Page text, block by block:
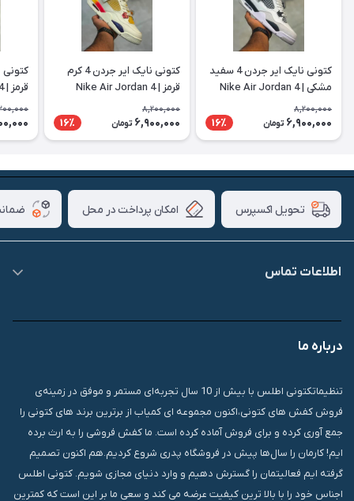
کتونی نایک ایر جردن 4 سفید
مشکی | Nike Air Jordan 4
8,200,000
6,900,000 تومان 16٪
کتونی نایک ایر جردن 4 کرم
قرمز | Nike Air Jordan 4
8,200,000
6,900,000 تومان 16٪
قرمز | Nike Air Jordan 4
تحویل اکسپرس امکان پرداخت در محل
اطلاعات تماس
درباره ما
تنظیماتکتونی اطلس با بیش از 10 سال تجربه‌ای مستمر و موفق در زمینه‌ی
فروش کفش های کتونی،اکنون مجموعه ای کمیاب از برترین برند های کتونی را
جمع آوری کرده و برای فروش آماده کرده است. ما کفش فروشی را به ارث برده
ایم! کارمان را سال‌ها پیش در فروشگاه پدری شروع کردیم.هم اکنون تصمیم
گرفته ایم فعالیتمان را گسترش دهیم و وارد دنیای مجازی شویم. کتونی اطلس
اجناس خود را با بالا ترین کیفیت عرضه می کند و سعی ما بر این است که کمترین